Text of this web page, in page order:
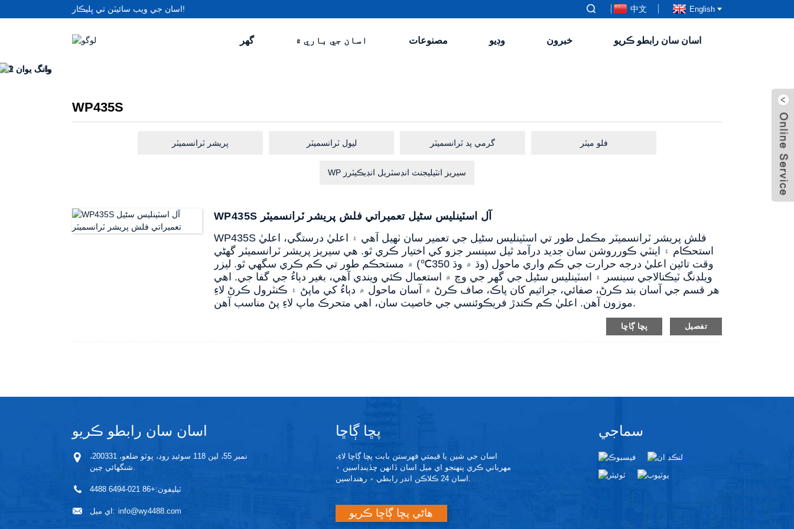
اسان جي ويب سائيٽن تي ڀليڪار! 中文 English
گھر اسان جي باري ۾ مصنوعات وڊيو خبرون اسان سان رابطو ڪريو
WP435S
پريشر ٽرانسميٽر ليول ٽرانسميٽر گرمي پد ٽرانسميٽر فلو ميٽر
WP سيريز انٽيليجنٽ انڊسٽريل انڊيڪيٽرز
WP435S آل اسٽينلیس سٹیل تعميراتي فلش پريشر ٽرانسميٽر
WP435S فلش پريشر ٽرانسميٽر مڪمل طور تي اسٽينلیس سٹیل جي تعمير سان ٺهيل آهي ۽ اعليٰ درستگي، اعليٰ
استحڪام ۽ اينٽي ڪورروشن سان جديد درآمد ٿيل سينسر جزو کي اختيار ڪري ٿو. هي سيريز پريشر ٽرانسميٽر گهڻي
وقت تائين اعليٰ درجه حرارت جي ڪم واري ماحول (وڌ ۾ وڌ 350℃) ۾ مستحڪم طور تي ڪم ڪري سگهي ٿو. ليزر
ويلڊنگ ٽيڪنالاجي سينسر ۽ اسٽينلیس سٹیل جي گھر جي وچ ۾ استعمال ڪئي ويندي آهي، بغير دٻاءُ جي گفا جي. اهي
هر قسم جي آسان بند ڪرڻ، صفائي، جراثيم کان پاڪ، صاف ڪرڻ ۾ آسان ماحول ۾ دٻاءُ کي ماپڻ ۽ ڪنٽرول ڪرڻ لاءِ
موزون آهن. اعليٰ ڪم ڪندڙ فريڪوئنسي جي خاصيت سان، اهي متحرڪ ماپ لاءِ پڻ مناسب آهن.
پڇا ڳاڇا تفصيل
اسان سان رابطو ڪريو
نمبر 55، لين 118 سوئيڊ روڊ، پوٽو ضلعو، 200331،
ٽيليفون:+86 021-6494 4488
اي ميل: info@wy4488.com
پڇا ڳاڇا
اسان جي شين يا قيمتي فهرستن بابت پڇا ڳاڇا لاءِ،
مهرباني ڪري پنهنجو اي ميل اسان ڏانهن ڇڏينداسين ۽
هاڻي پڇا ڳاڇا ڪريو
سماجي